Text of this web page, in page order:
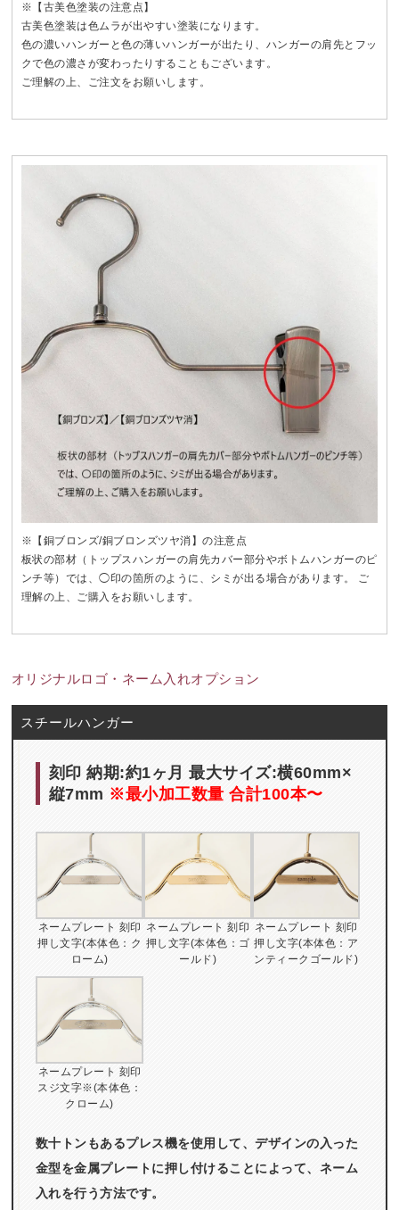
※【古美色塗装の注意点】
古美色塗装は色ムラが出やすい塗装になります。
色の濃いハンガーと色の薄いハンガーが出たり、ハンガーの肩先とフッ
クで色の濃さが変わったりすることもございます。
ご理解の上、ご注文をお願いします。
※【銅ブロンズ/銅ブロンズツヤ消】の注意点
板状の部材（トップスハンガーの肩先カバー部分やボトムハンガーのピ
ンチ等）では、◯印の箇所のように、シミが出る場合があります。 ご
理解の上、ご購入をお願いします。
オリジナルロゴ・ネーム入れオプション
スチールハンガー
刻印 納期:約1ヶ月 最大サイズ:横60mm×
縦7mm ※最小加工数量 合計100本〜
ネームプレート 刻印
押し文字(本体色：ク
ローム)
ネームプレート 刻印
押し文字(本体色：ゴ
ールド)
ネームプレート 刻印
押し文字(本体色：ア
ンティークゴールド)
ネームプレート 刻印
スジ文字※(本体色：
クローム)
数十トンもあるプレス機を使用して、デザインの入った
金型を金属プレートに押し付けることによって、ネーム
入れを行う方法です。